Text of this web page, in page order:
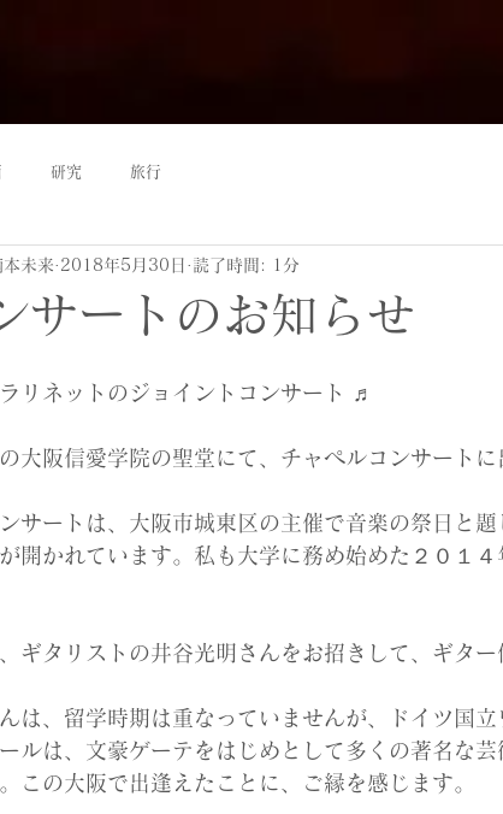
研究 旅行
サートのお知らせ
本未来 2018年5月30日 読了時間: 1分
リネットのジョイントコンサート ♬
大阪信愛学院の聖堂にて、チャペルコンサートに
サートは、大阪市城東区の主催で音楽の祭日と
開かれています。私も大学に務め始めた２０１
ギタリストの井谷光明さんをお招きして、ギター
は、留学時期は重なっていませんが、ドイツ国立
ルは、文豪ゲーテをはじめとして多くの著名な
この大阪で出逢えたことに、ご縁を感じます。